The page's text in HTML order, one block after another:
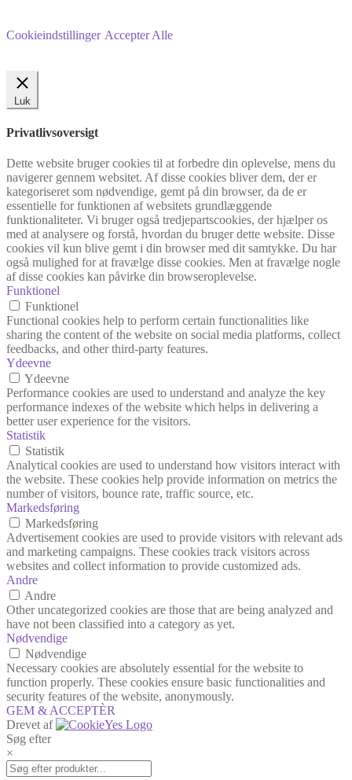
Cookieindstillinger Accepter Alle
Luk
Privatlivsoversigt
Dette website bruger cookies til at forbedre din oplevelse, mens du
navigerer gennem websitet. Af disse cookies bliver dem, der er
kategoriseret som nødvendige, gemt på din browser, da de er
essentielle for funktionen af websitets grundlæggende
funktionaliteter. Vi bruger også tredjepartscookies, der hjælper os
med at analysere og forstå, hvordan du bruger dette website. Disse
cookies vil kun blive gemt i din browser med dit samtykke. Du har
også mulighed for at fravælge disse cookies. Men at fravælge nogle
af disse cookies kan påvirke din browseroplevelse.
Funktionel
Funktionel
Functional cookies help to perform certain functionalities like
sharing the content of the website on social media platforms, collect
feedbacks, and other third-party features.
Ydeevne
Ydeevne
Performance cookies are used to understand and analyze the key
performance indexes of the website which helps in delivering a
better user experience for the visitors.
Statistik
Statistik
Analytical cookies are used to understand how visitors interact with
the website. These cookies help provide information on metrics the
number of visitors, bounce rate, traffic source, etc.
Markedsføring
Markedsføring
Advertisement cookies are used to provide visitors with relevant ads
and marketing campaigns. These cookies track visitors across
websites and collect information to provide customized ads.
Andre
Andre
Other uncategorized cookies are those that are being analyzed and
have not been classified into a category as yet.
Nødvendige
Nødvendige
Necessary cookies are absolutely essential for the website to
function properly. These cookies ensure basic functionalities and
security features of the website, anonymously.
GEM & ACCEPTÈR
Drevet af
Søg efter
×